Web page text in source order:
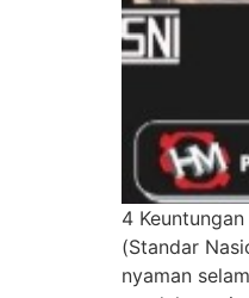
4
(Standar
nyaman